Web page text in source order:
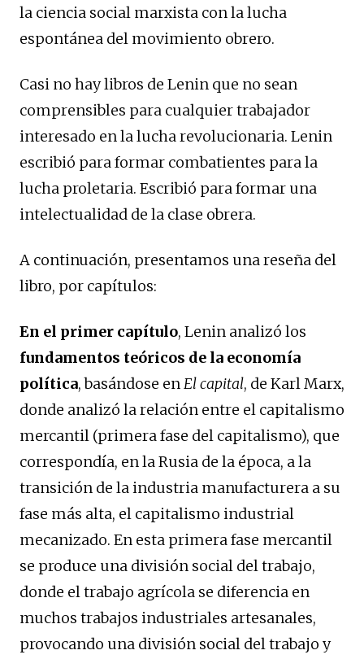
la ciencia social marxista con la lucha
espontánea del movimiento obrero.
Casi no hay libros de Lenin que no sean
comprensibles para cualquier trabajador
interesado en la lucha revolucionaria. Lenin
escribió para formar combatientes para la
lucha proletaria. Escribió para formar una
intelectualidad de la clase obrera.
A continuación, presentamos una reseña del
libro, por capítulos:
En el primer capítulo, Lenin analizó los
fundamentos teóricos de la economía
política, basándose enEl capital, de Karl Marx,
donde analizó la relación entre el capitalismo
mercantil (primera fase del capitalismo), que
correspondía, en la Rusia de la época, a la
transición de la industria manufacturera a su
fase más alta, el capitalismo industrial
mecanizado. En esta primera fase mercantil
se produce una división social del trabajo,
donde el trabajo agrícola se diferencia en
muchos trabajos industriales artesanales,
provocando una división social del trabajo y